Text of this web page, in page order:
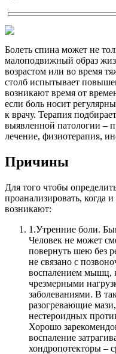
Болеть спина может не
малоподвижный образ
возрастом или во время
столб испытывает
возникают время от
если боль носит
к врачу. Терапия
выявленной патологии –
лечение, физиотерапия,
Причины
Для того чтобы
проанализировать, когда
возникают:
1.Утренние боли.
Человек не может
повернуть шею без
не связано с
воспалением мышц,
чрезмерными
заболеваниями. В
разогревающие
нестероидных
Хорошо
воспаление
хондропотекторы –